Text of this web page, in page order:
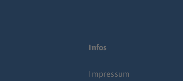
Infos
Impressum